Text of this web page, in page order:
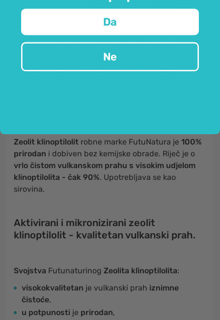
vulkanski mineral u XXL pakiranju.
Zeolitjevulkanski mineralkoji nazivamo i 'vulkansko
srce'. Nastao je prije više milijuna godina kao
posljedica vulkanskih erupcija. Postoji više od 150
različitih vrsta zeolita, od kojih je njih samo 40
Zeolit klinoptilolit robne marke FutuNatura je 100%
prirodan i dobiven bez kemijske obrade. Riječ je o
vrlo čistom vulkanskom prahu s visokim udjelom
klinoptilolita - čak 90%. Upotrebljava se kao
sirovina.
Aktivirani i mikronizirani zeolit
klinoptilolit - kvalitetan vulkanski prah.
Svojstva Futunaturinog Zeolita klinoptilolita:
visokokvalitetan je vulkanski prah iznimne
čistoće,
u potpunosti je prirodan,
Da
Ne